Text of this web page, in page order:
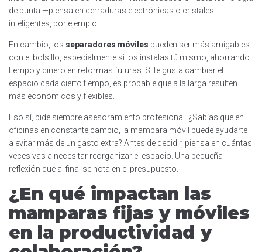
de punta —piensa en cerraduras electrónicas o cristales
inteligentes, por ejemplo.
En cambio, los separadores móviles pueden ser más amigables
con el bolsillo, especialmente si los instalas tú mismo, ahorrando
tiempo y dinero en reformas futuras. Si te gusta cambiar el
espacio cada cierto tiempo, es probable que a la larga resulten
más económicos y flexibles.
Eso sí, pide siempre asesoramiento profesional. ¿Sabías que en
oficinas en constante cambio, la mampara móvil puede ayudarte
a evitar más de un gasto extra? Antes de decidir, piensa en cuántas
veces vas a necesitar reorganizar el espacio. Una pequeña
reflexión que al final se nota en el presupuesto.
¿En qué impactan las
mamparas fijas y móviles
en la productividad y